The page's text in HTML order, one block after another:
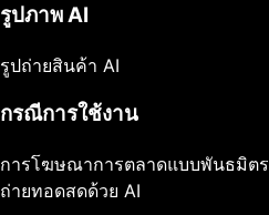
รูปภาพ AI
รูปถ่ายสินค้า AI
กรณีการใช้งาน
การโฆษณาการตลาดแบบพันธมิตร
ถ่ายทอดสดด้วย AI